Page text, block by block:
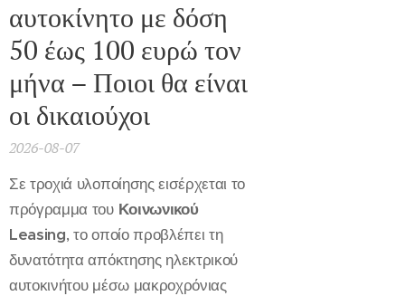
αυτοκίνητο με δόση
50 έως 100 ευρώ τον
μήνα – Ποιοι θα είναι
οι δικαιούχοι
2026-08-07
Σε τροχιά υλοποίησης εισέρχεται το
πρόγραμμα του Κοινωνικού
Leasing, το οποίο προβλέπει τη
δυνατότητα απόκτησης ηλεκτρικού
αυτοκινήτου μέσω μακροχρόνιας